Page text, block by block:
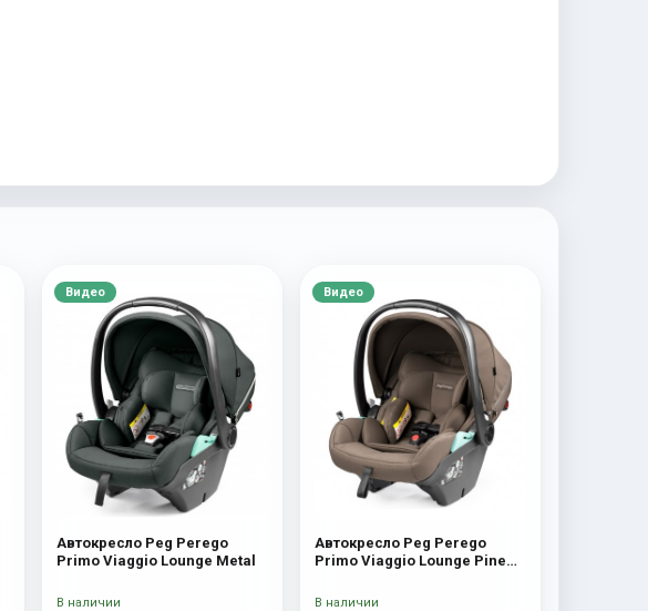
Видео
Автокресло Peg Perego
Primo Viaggio Lounge Metal
В наличии
Видео
Автокресло Peg Perego
Primo Viaggio Lounge Pine
В наличии